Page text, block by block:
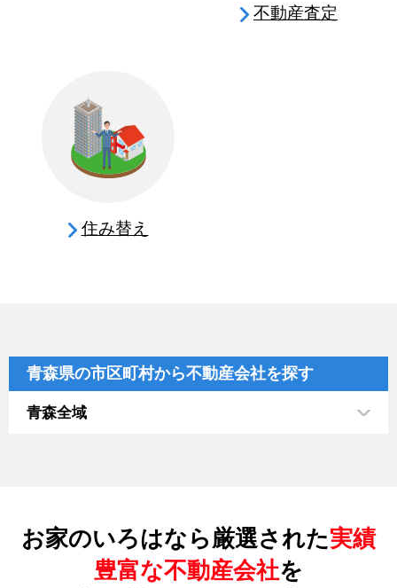
不動産査定
住み替え
青森県の市区町村から不動産会社を探す
青森全域
お家のいろはなら厳選された実績
豊富な不動産会社を